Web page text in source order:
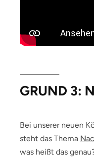
GRUND 3:
Bei unserer neuen
steht das Thema
was heißt das